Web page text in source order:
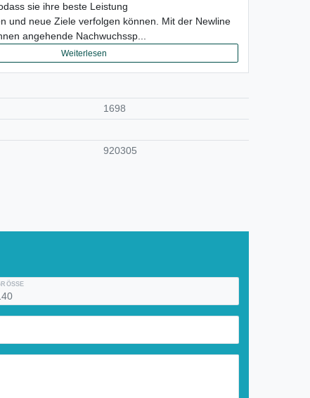
sie ihre beste Leistung
und neue Ziele verfolgen können. Mit der Newline
angehende Nachwuchssp...
Weiterlesen
1698
920305